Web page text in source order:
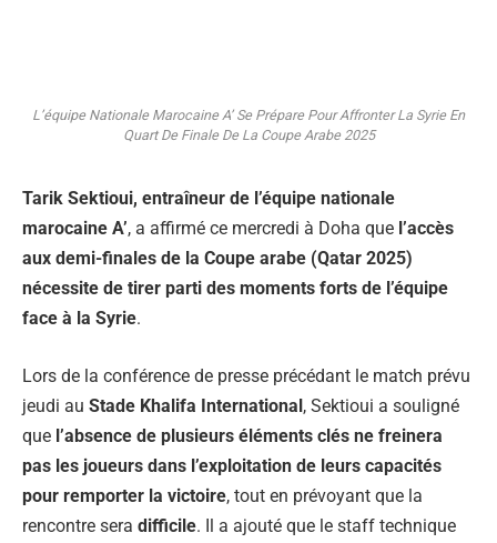
L’équipe Nationale Marocaine A’ Se Prépare Pour Affronter La Syrie En
Quart De Finale De La Coupe Arabe 2025
Tarik Sektioui, entraîneur de l’équipe nationale
marocaine A’, a affirmé ce mercredi à Doha que l’accès
aux demi-finales de la Coupe arabe (Qatar 2025)
nécessite de tirer parti des moments forts de l’équipe
face à la Syrie.
Lors de la conférence de presse précédant le match prévu
jeudi au Stade Khalifa International, Sektioui a souligné
que l’absence de plusieurs éléments clés ne freinera
pas les joueurs dans l’exploitation de leurs capacités
pour remporter la victoire, tout en prévoyant que la
rencontre sera difficile. Il a ajouté que le staff technique